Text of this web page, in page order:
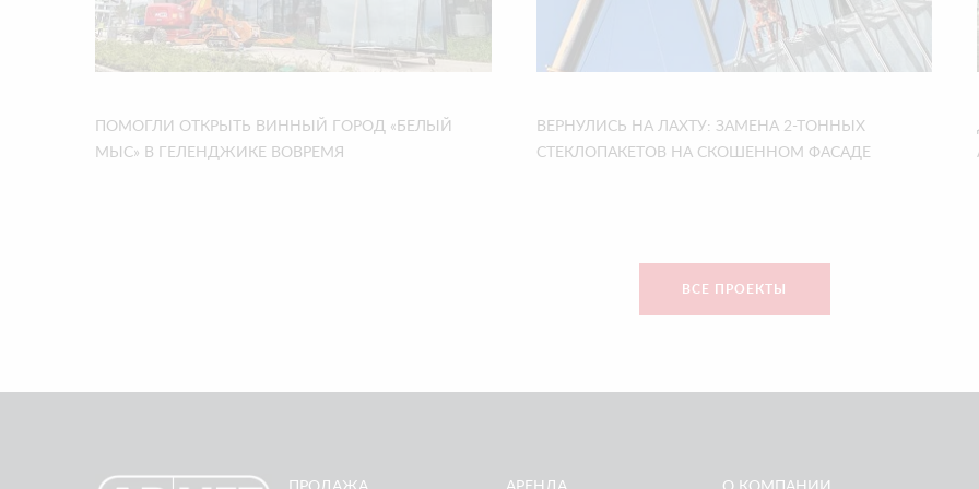
ПОМОГЛИ ОТКРЫТЬ ВИННЫЙ ГОРОД «БЕЛЫЙ
МЫС» В ГЕЛЕНДЖИКЕ ВОВРЕМЯ
ВЕРНУЛИСЬ НА ЛАХТУ: ЗАМЕНА 2-ТОННЫХ
СТЕКЛОПАКЕТОВ НА СКОШЕННОМ ФАСАДЕ
ВСЕ ПРОЕКТЫ